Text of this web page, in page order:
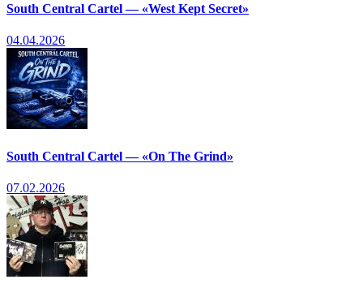
South Central Cartel — «West Kept Secret»
04.04.2026
South Central Cartel — «On The Grind»
07.02.2026